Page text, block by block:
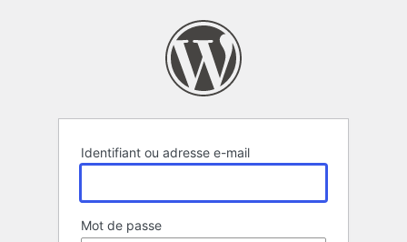
Identifiant ou adresse e-mail
Mot de passe